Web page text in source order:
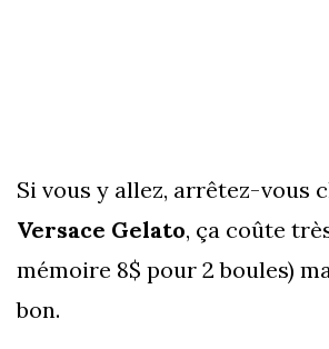
Si vous y allez, arrêtez-vous
Versace Gelato, ça coûte
mémoire 8$ pour 2 boules)
bon.